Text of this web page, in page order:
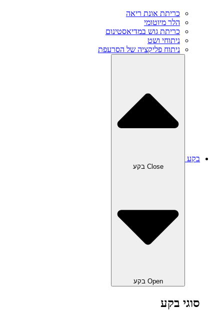
כריתת אונת ריאה‎
הלר מיוטומי
כריתת גוש במדיאסטינום
ניתוחי ושט
ניתוח פליקציה של הסרעפת
בקע
Close בקע
Open בקע
סוגי בקע